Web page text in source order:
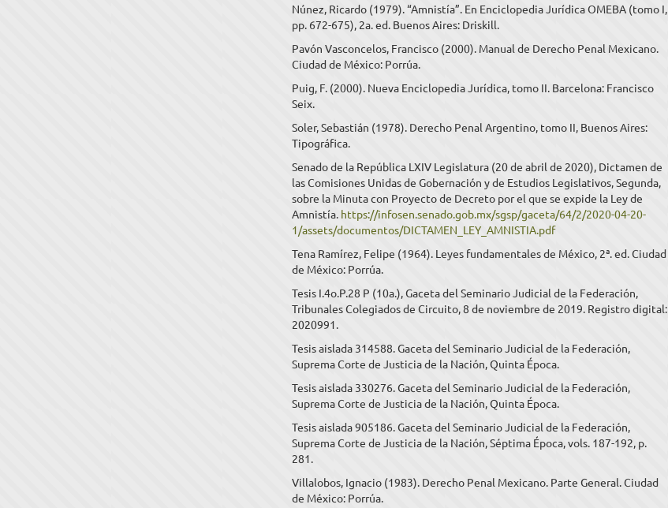
Núnez, Ricardo (1979). “Amnistía”. En Enciclopedia Jurídica OMEBA (tomo I,
pp. 672-675), 2a. ed. Buenos Aires: Driskill.
Pavón Vasconcelos, Francisco (2000). Manual de Derecho Penal Mexicano.
Ciudad de México: Porrúa.
Puig, F. (2000). Nueva Enciclopedia Jurídica, tomo II. Barcelona: Francisco
Seix.
Soler, Sebastián (1978). Derecho Penal Argentino, tomo II, Buenos Aires:
Tipográfica.
Senado de la República LXIV Legislatura (20 de abril de 2020), Dictamen de
las Comisiones Unidas de Gobernación y de Estudios Legislativos, Segunda,
sobre la Minuta con Proyecto de Decreto por el que se expide la Ley de
Amnistía. https://infosen.senado.gob.mx/sgsp/gaceta/64/2/2020-04-20-
1/assets/documentos/DICTAMEN_LEY_AMNISTIA.pdf
Tena Ramírez, Felipe (1964). Leyes fundamentales de México, 2ª. ed. Ciudad
de México: Porrúa.
Tesis I.4o.P.28 P (10a.), Gaceta del Seminario Judicial de la Federación,
Tribunales Colegiados de Circuito, 8 de noviembre de 2019. Registro digital:
2020991.
Tesis aislada 314588. Gaceta del Seminario Judicial de la Federación,
Suprema Corte de Justicia de la Nación, Quinta Época.
Tesis aislada 330276. Gaceta del Seminario Judicial de la Federación,
Suprema Corte de Justicia de la Nación, Quinta Época.
Tesis aislada 905186. Gaceta del Seminario Judicial de la Federación,
Suprema Corte de Justicia de la Nación, Séptima Época, vols. 187-192, p.
281.
Villalobos, Ignacio (1983). Derecho Penal Mexicano. Parte General. Ciudad
de México: Porrúa.